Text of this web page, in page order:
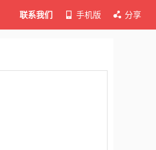
联系我们 手机版 分享